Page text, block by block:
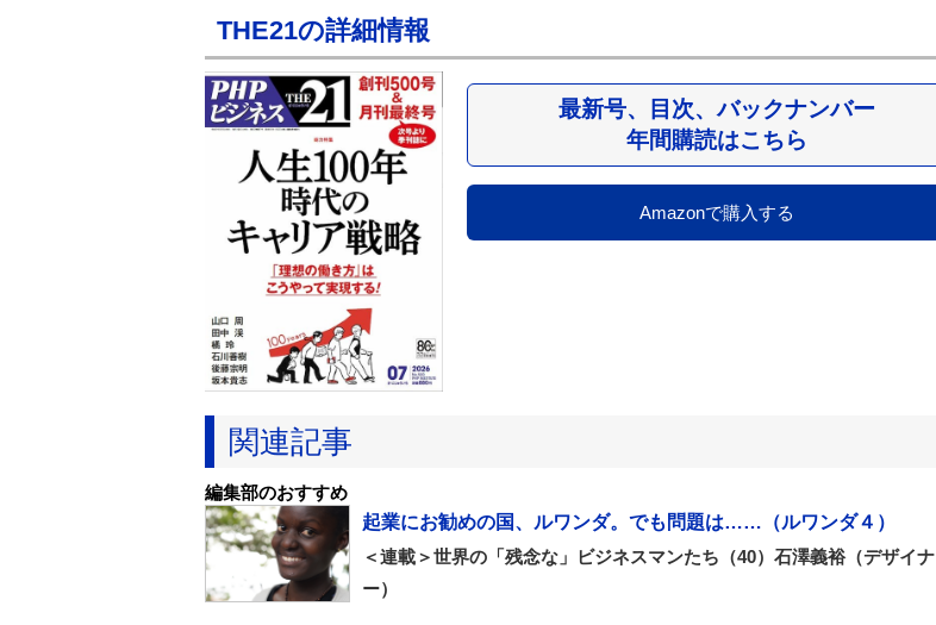
THE21の詳細情報
最新号、目次、バックナンバー
年間購読はこちら
Amazonで購入する
関連記事
編集部のおすすめ
起業にお勧めの国、ルワンダ。でも問題は……（ルワンダ４）
＜連載＞世界の「残念な」ビジネスマンたち（40）石澤義裕（デザイナ
ー）